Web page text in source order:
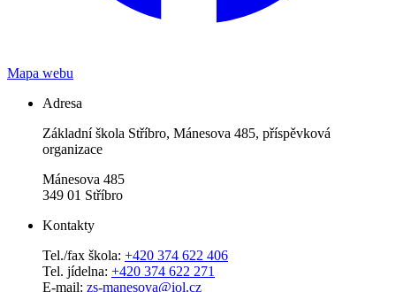
Mapa webu
Adresa
Základní škola Stříbro, Mánesova 485, příspěvková
organizace
Mánesova 485
349 01 Stříbro
Kontakty
Tel./fax škola: +420 374 622 406
Tel. jídelna: +420 374 622 271
E-mail: zs-manesova@iol.cz